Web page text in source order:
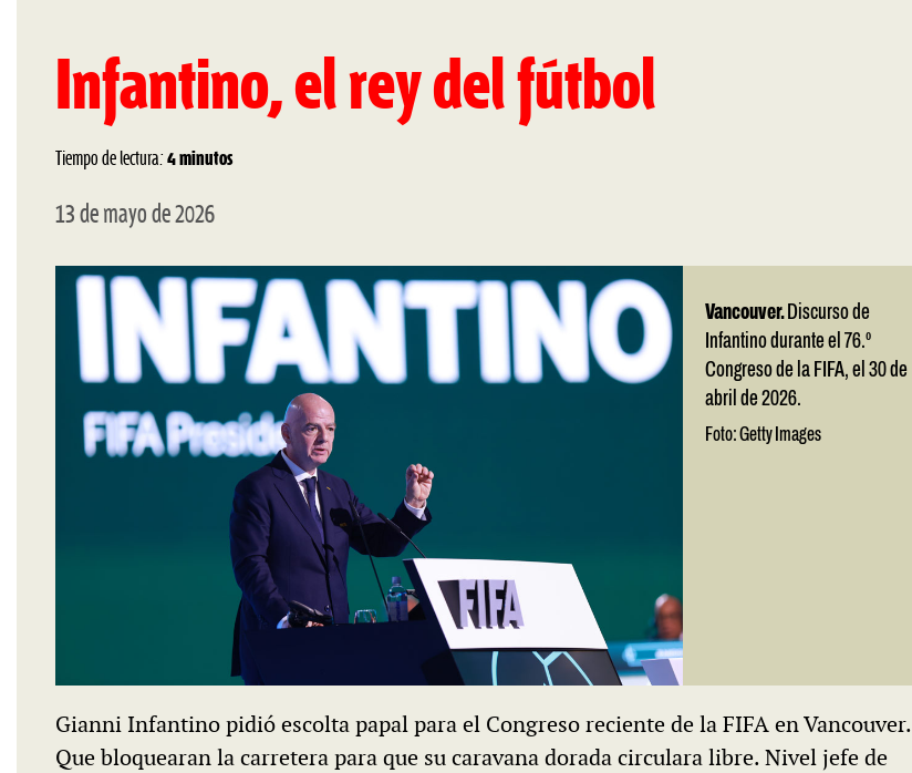
Infantino, el rey del fútbol
Tiempo de lectura: 4 minutos
13 de mayo de 2026
Vancouver. Discurso de
Infantino durante el 76.º
Congreso de la FIFA, el 30 de
abril de 2026.
Foto: Getty Images
Gianni Infantino pidió escolta papal para el Congreso reciente de la FIFA en Vancouver.
Que bloquearan la carretera para que su caravana dorada circulara libre. Nivel jefe de